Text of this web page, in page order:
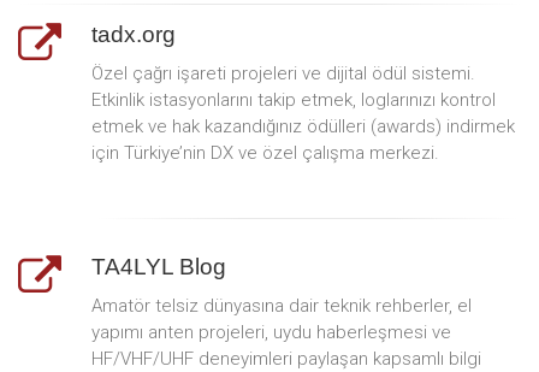
tadx.org
Özel çağrı işareti projeleri ve dijital ödül sistemi.
Etkinlik istasyonlarını takip etmek, loglarınızı kontrol
etmek ve hak kazandığınız ödülleri (awards) indirmek
için Türkiye’nin DX ve özel çalışma merkezi.
TA4LYL Blog
Amatör telsiz dünyasına dair teknik rehberler, el
yapımı anten projeleri, uydu haberleşmesi ve
HF/VHF/UHF deneyimleri paylaşan kapsamlı bilgi